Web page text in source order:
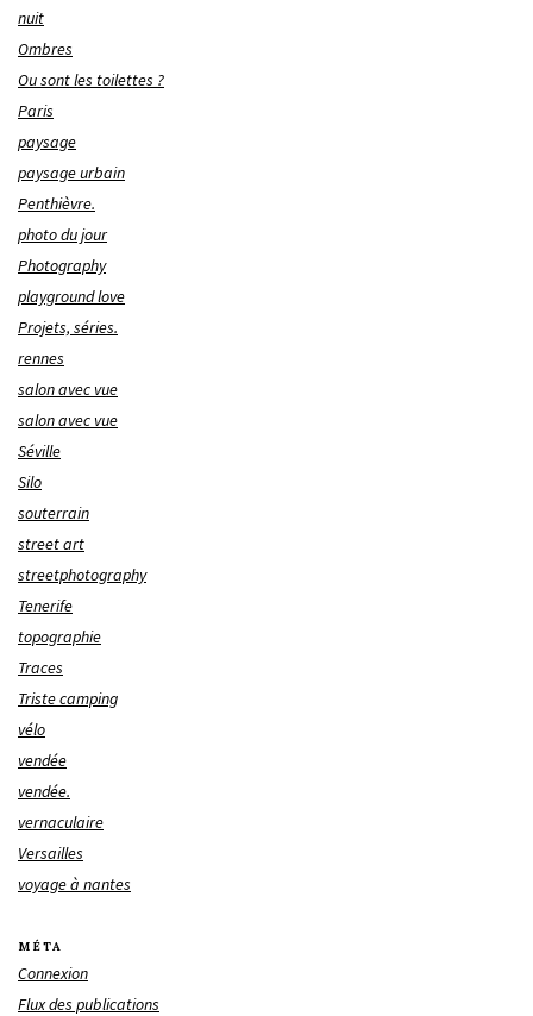
nuit
Ombres
Ou sont les toilettes ?
Paris
paysage
paysage urbain
Penthièvre.
photo du jour
Photography
playground love
Projets, séries.
rennes
salon avec vue
salon avec vue
Séville
Silo
souterrain
street art
streetphotography
Tenerife
topographie
Traces
Triste camping
vélo
vendée
vendée.
vernaculaire
Versailles
voyage à nantes
MÉTA
Connexion
Flux des publications